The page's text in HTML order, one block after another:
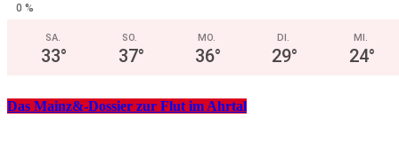
0 %
SA.
33°
SO.
37°
MO.
36°
DI.
29°
MI.
24°
Das Mainz&-Dossier zur Flut im Ahrtal